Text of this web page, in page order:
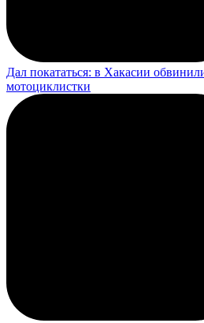
Дал покататься: в Хакасии
мотоциклистки